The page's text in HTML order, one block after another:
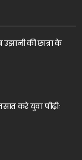
की छात्रा के
करे युवा पीढ़ीः